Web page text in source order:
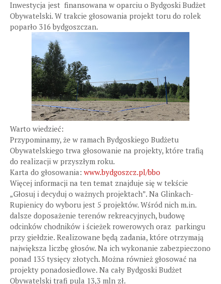
Inwestycja jest finansowana w oparciu o Bydgoski Budżet
Obywatelski. W trakcie głosowania projekt toru do rolek
poparło 316 bydgoszczan.
Warto wiedzieć:
Przypominamy, że w ramach Bydgoskiego Budżetu
Obywatelskiego trwa głosowanie na projekty, które trafią
do realizacji w przyszłym roku.
Karta do głosowania: www.bydgoszcz.pl/bbo
Więcej informacji na ten temat znajduje się w tekście
„Głosuj i decyduj o ważnych projektach”. Na Glinkach-
Rupienicy do wyboru jest 5 projektów. Wśród nich m.in.
dalsze doposażenie terenów rekreacyjnych, budowę
odcinków chodników i ścieżek rowerowych oraz parkingu
przy giełdzie. Realizowane będą zadania, które otrzymają
największa liczbę głosów. Na ich wykonanie zabezpieczono
ponad 135 tysięcy złotych. Można również głosować na
projekty ponadosiedlowe. Na cały Bydgoski Budżet
Obywatelski trafi pula 13,3 mln zł.